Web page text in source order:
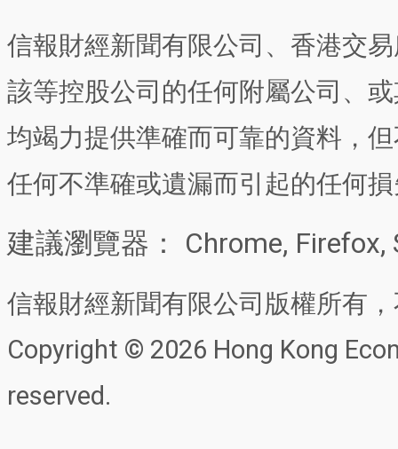
信報財經新聞有限公司、香港交
該等控股公司的任何附屬公司、
均竭力提供準確而可靠的資料，
任何不準確或遺漏而引起的任何
建議瀏覽器： Chrome, Firefox,
信報財經新聞有限公司版權所有
Copyright © 2026 Hong Kong
reserved.